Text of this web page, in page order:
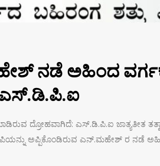
ನಡೆ ಅಹಿಂದ
ದ್ರೋಹವಾಗಿದೆ: ಎಸ್.ಡಿ.ಪಿ.ಐ ಜಾತ್ಯತೀತ
ಅಪ್ಪಿಕೊಂಡಿರುವ ಎನ್.ಮಹೇಶ್ ರ ನಡೆ